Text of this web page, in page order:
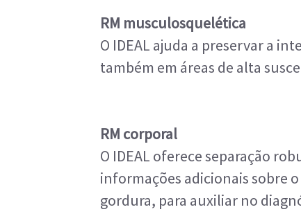
RM musculosquelética
O IDEAL ajuda a preservar a
também em áreas de alta
RM corporal
O IDEAL oferece separação
informações adicionais sobre
gordura, para auxiliar no